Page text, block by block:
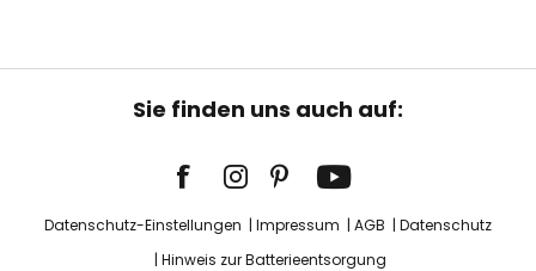
Sie finden uns auch auf:
Datenschutz-Einstellungen Impressum AGB
Datenschutz
Hinweis zur Batterieentsorgung